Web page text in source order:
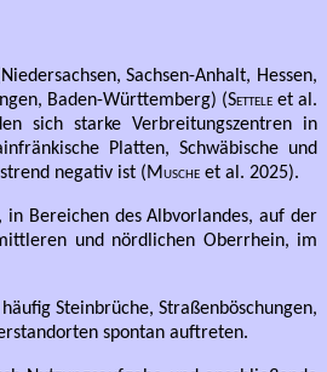
Sachsen-Anhalt, Hessen,
Baden-Württemberg) (Setteleet al.
sich starke Verbreitungszentren in
Platten, Schwäbische und
negativ ist (Musche et al. 2025).
Bereichen des Albvorlandes, auf der
und nördlichen Oberrhein, im
Steinbrüche, Straßenböschungen,
spontan auftreten.